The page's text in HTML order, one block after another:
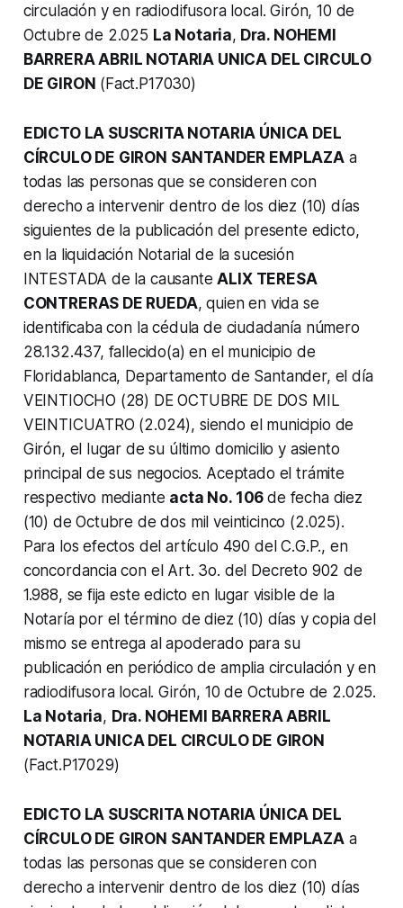
circulación y en radiodifusora local. Girón, 10 de
Octubre de 2.025 La Notaria, Dra. NOHEMI
BARRERA ABRIL NOTARIA UNICA DEL CIRCULO
DE GIRON (Fact.P17030)
EDICTO LA SUSCRITA NOTARIA ÚNICA DEL
CÍRCULO DE GIRON SANTANDER EMPLAZAa
todas las personas que se consideren con
derecho a intervenir dentro de los diez (10) días
siguientes de la publicación del presente edicto,
en la liquidación Notarial de la sucesión
INTESTADA de la causanteALIX TERESA
CONTRERAS DE RUEDA, quien en vida se
identificaba con la cédula de ciudadanía número
28.132.437, fallecido(a) en el municipio de
Floridablanca, Departamento de Santander, el día
VEINTIOCHO (28) DE OCTUBRE DE DOS MIL
VEINTICUATRO (2.024), siendo el municipio de
Girón, el lugar de su último domicilio y asiento
principal de sus negocios. Aceptado el trámite
respectivo mediante acta No. 106de fecha diez
(10) de Octubre de dos mil veinticinco (2.025).
Para los efectos del artículo 490 del C.G.P., en
concordancia con el Art. 3o. del Decreto 902 de
1.988, se fija este edicto en lugar visible de la
Notaría por el término de diez (10) días y copia del
mismo se entrega al apoderado para su
publicación en periódico de amplia circulación y en
radiodifusora local. Girón, 10 de Octubre de 2.025.
La Notaria, Dra. NOHEMI BARRERA ABRIL
NOTARIA UNICA DEL CIRCULO DE GIRON
(Fact.P17029)
EDICTO LA SUSCRITA NOTARIA ÚNICA DEL
CÍRCULO DE GIRON SANTANDER EMPLAZAa
todas las personas que se consideren con
derecho a intervenir dentro de los diez (10) días